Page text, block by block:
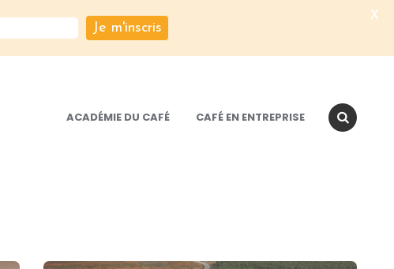
ACADÉMIE DU CAFÉ CAFÉ EN ENTREPRISE
Je m'inscris
X